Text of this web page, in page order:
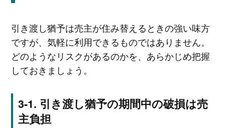
引き渡し猶予は売主が住み替えるときの強い味方
ですが、気軽に利用できるものではありません。
どのようなリスクがあるのかを、あらかじめ把握
しておきましょう。
引き渡し猶予の期間中の破損は売
主負担